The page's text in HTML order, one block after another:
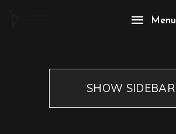
Menu
SHOW SIDEBAR